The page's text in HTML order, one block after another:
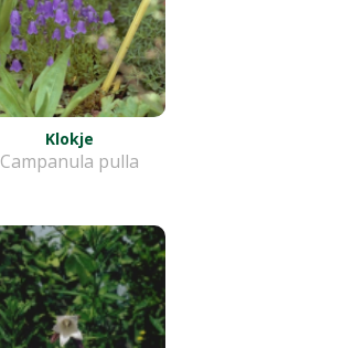
Klokje
Campanula pulla